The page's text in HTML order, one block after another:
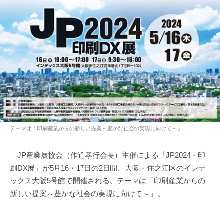
テーマは「印刷産業からの新しい提案～豊かな社会の実現に向けて～」
JP産業展協会（作道孝行会長）主催による「JP2024・印
刷DX展」が5月16・17日の2日間、大阪・住之江区のインテ
ックス大阪5号館で開催される。テーマは「印刷産業からの
新しい提案～豊かな社会の実現に向けて～」。